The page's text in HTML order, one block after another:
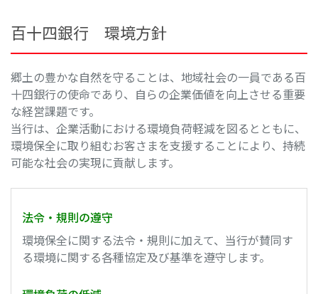
百十四銀行 環境方針
郷土の豊かな自然を守ることは、地域社会の一員である百
十四銀行の使命であり、自らの企業価値を向上させる重要
な経営課題です。
当行は、企業活動における環境負荷軽減を図るとともに、
環境保全に取り組むお客さまを支援することにより、持続
可能な社会の実現に貢献します。
法令・規則の遵守
環境保全に関する法令・規則に加えて、当行が賛同す
る環境に関する各種協定及び基準を遵守します。